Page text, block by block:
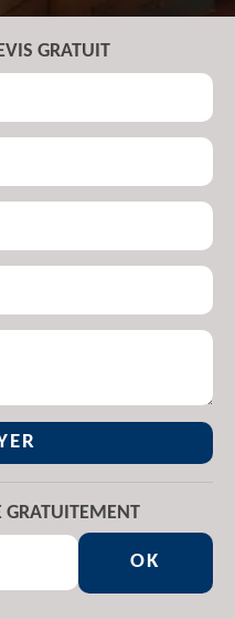
GRATUIT
GRATUITEMENT